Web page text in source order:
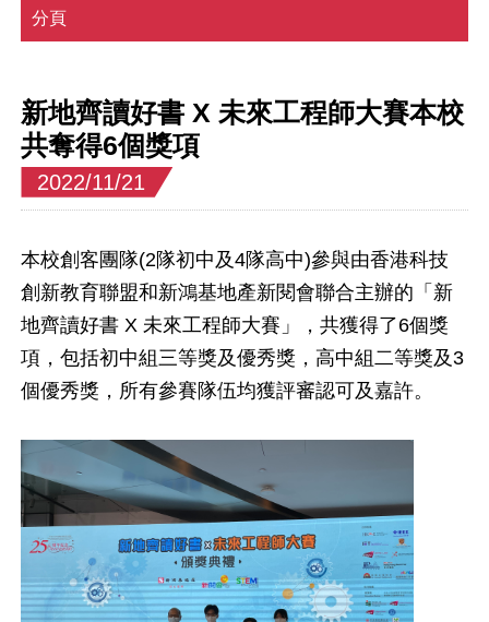
分頁
新地齊讀好書 X 未來工程師大賽本校
共奪得6個獎項
2022/11/21
本校創客團隊(2隊初中及4隊高中)參與由香港科技
創新教育聯盟和新鴻基地產新閱會聯合主辦的「新
地齊讀好書 X 未來工程師大賽」，共獲得了6個獎
項，包括初中組三等獎及優秀獎，高中組二等獎及3
個優秀獎，所有參賽隊伍均獲評審認可及嘉許。